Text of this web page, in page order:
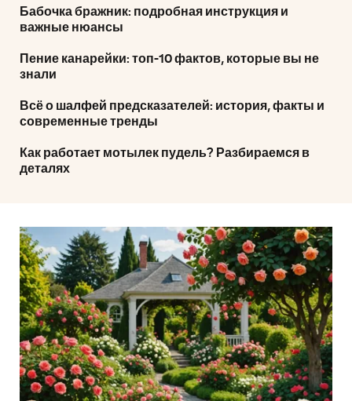
Бабочка бражник: подробная инструкция и
важные нюансы
Пение канарейки: топ-10 фактов, которые вы не
знали
Всё о шалфей предсказателей: история, факты и
современные тренды
Как работает мотылек пудель? Разбираемся в
деталях